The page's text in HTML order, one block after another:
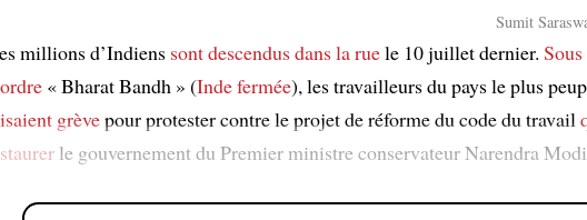
Sumit
millions d’Indiens sont descendus dans la ruele 10 juillet dernier.
« Bharat Bandh » (Inde fermée), les travailleurs du pays le plus
grèvepour protester contre le projet de réforme du code du travail
le gouvernement du Premier ministre conservateur Narendra